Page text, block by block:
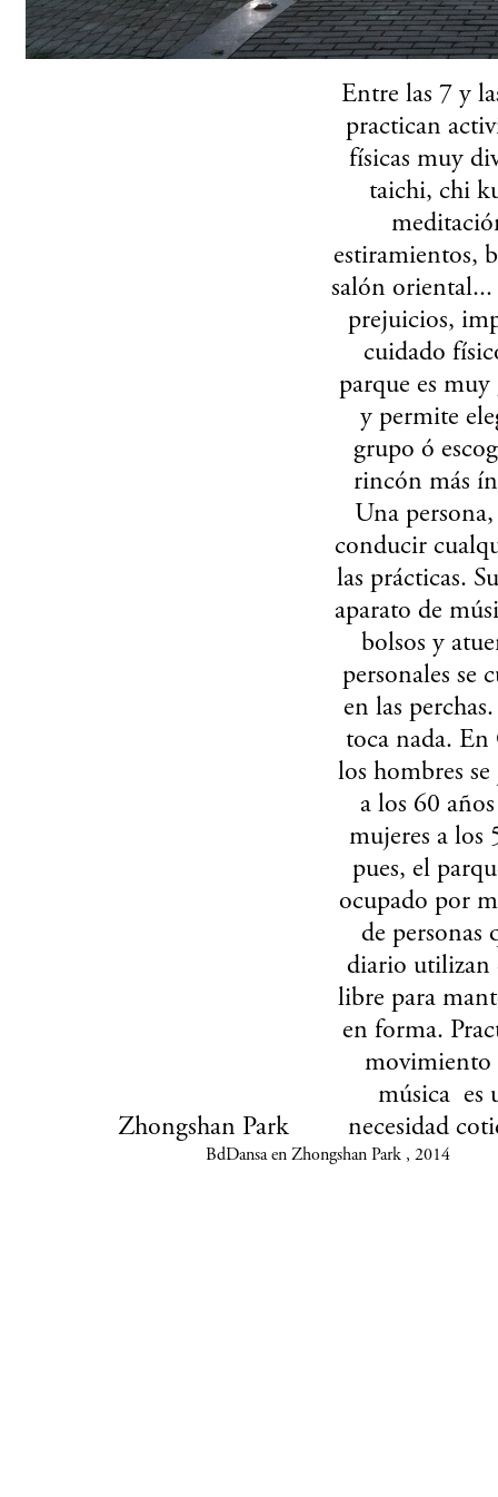
Zhongshan Park
Entre las 7 y
practican
físicas muy
taichi, chi
estiramientos,
salón
prejuicios,
cuidado
parque es muy
y permite
grupo ó
rincón más
Una persona,
conducir
las prácticas.
aparato de
bolsos y
personales se
en las
toca nada. En
los hombres
a los 60
mujeres a los
pues, el
ocupado por
de personas
diario utilizan
libre para
en forma.
música es
necesidad
BdDansa en Zhongshan Park , 2014